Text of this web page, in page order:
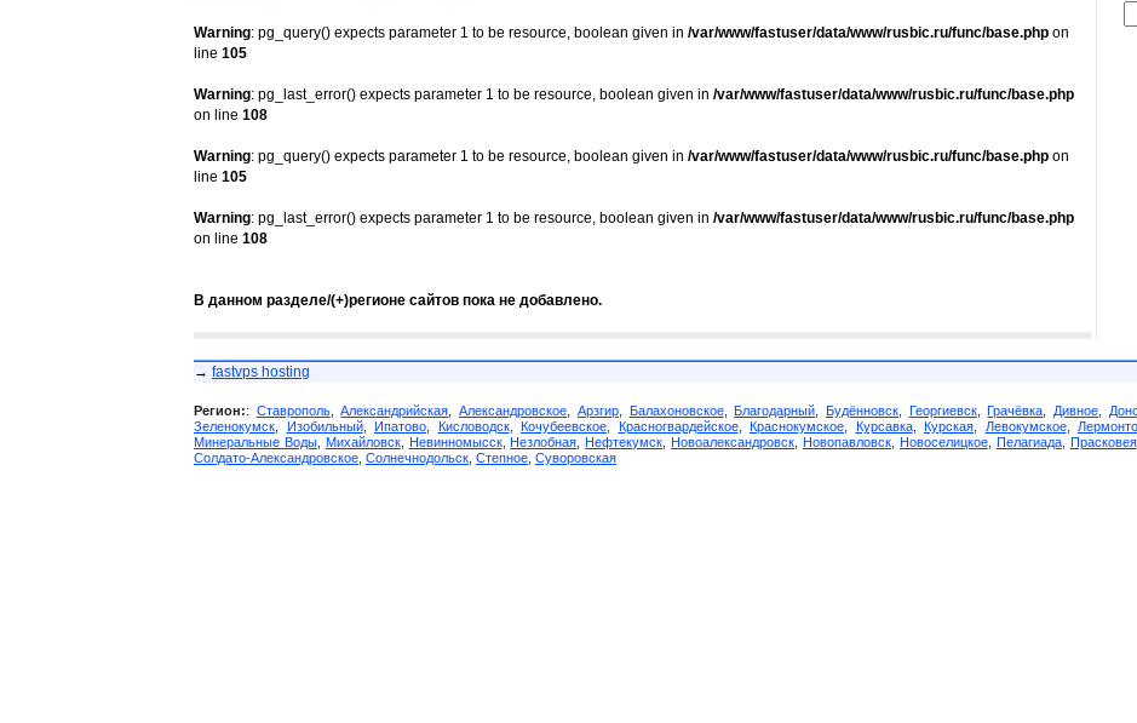
Warning: pg_query() expects parameter 1 to be resource, boolean given in /var/www/fastuser/data/www/rusbic.ru/func/base.php on
line 105
Warning: pg_last_error() expects parameter 1 to be resource, boolean given in /var/www/fastuser/data/www/rusbic.ru/func/base.php
on line 108
Warning: pg_query() expects parameter 1 to be resource, boolean given in /var/www/fastuser/data/www/rusbic.ru/func/base.php on
line 105
Warning: pg_last_error() expects parameter 1 to be resource, boolean given in /var/www/fastuser/data/www/rusbic.ru/func/base.php
on line 108
В данном разделе/(+)регионе сайтов пока не добавлено.
→ fastvps hosting
Регион:: Ставрополь,Александрийская ,Александровское Арзгир, Балахоновское,Благодарный ,Будённовск Георгиевск,Грачёвка Дивное
Зеленокумск
Изобильный, Ипатово Кисловодск, Кочубеевское Красногвардейское, Краснокумское Курсавка, Курская Левокумское,
Минеральные Воды, Михайловск, Невинномысск,Незлобная ,Нефтекумск ,Новоалександровск ,Новопавловск Новоселицкое, Пелагиада, Прасковея
Солдато-Александровское Солнечнодольск Степное Суворовская